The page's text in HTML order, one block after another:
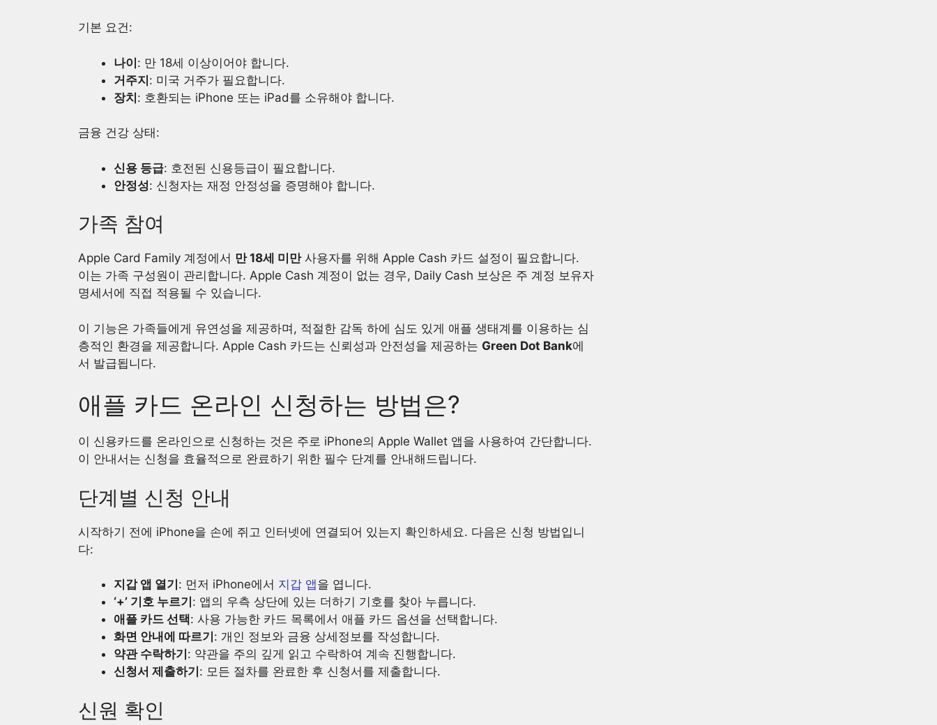
기본 요건:
나이: 만 18세 이상이어야 합니다.
거주지: 미국 거주가 필요합니다.
장치: 호환되는 iPhone 또는 iPad를 소유해야 합니다.
금융 건강 상태:
신용 등급: 호전된 신용등급이 필요합니다.
안정성: 신청자는 재정 안정성을 증명해야 합니다.
가족 참여
Apple Card Family 계정에서 만 18세 미만사용자를 위해 Apple Cash 카드 설정이 필요합니다.
이는 가족 구성원이 관리합니다. Apple Cash 계정이 없는 경우, Daily Cash 보상은 주 계정 보유자
명세서에 직접 적용될 수 있습니다.
이 기능은 가족들에게 유연성을 제공하며, 적절한 감독 하에 심도 있게 애플 생태계를 이용하는 심
층적인 환경을 제공합니다. Apple Cash 카드는 신뢰성과 안전성을 제공하는 Green Dot Bank에
서 발급됩니다.
애플 카드 온라인 신청하는 방법은?
이 신용카드를 온라인으로 신청하는 것은 주로 iPhone의 Apple Wallet 앱을 사용하여 간단합니다.
이 안내서는 신청을 효율적으로 완료하기 위한 필수 단계를 안내해드립니다.
단계별 신청 안내
시작하기 전에 iPhone을 손에 쥐고 인터넷에 연결되어 있는지 확인하세요. 다음은 신청 방법입니
다:
지갑 앱 열기 : 먼저 iPhone에서 지갑 앱을 엽니다.
‘+’ 기호 누르기 : 앱의 우측 상단에 있는 더하기 기호를 찾아 누릅니다.
애플 카드 선택: 사용 가능한 카드 목록에서 애플 카드 옵션을 선택합니다.
화면 안내에 따르기 : 개인 정보와 금융 상세정보를 작성합니다.
약관 수락하기 : 약관을 주의 깊게 읽고 수락하여 계속 진행합니다.
신청서 제출하기 : 모든 절차를 완료한 후 신청서를 제출합니다.
신원 확인